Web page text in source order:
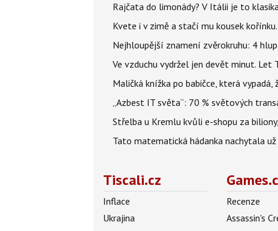
Rajčata do limonády? V Itálii je to
Kvete i v zimě a stačí mu kousek
Nejhloupější znamení zvěrokruhu: 4
Ve vzduchu vydržel jen devět minut.
Maličká knížka po babičce, která
„Azbest IT světa“: 70 % světových
Střelba u Kremlu kvůli e-shopu za
Tato matematická hádanka nachytala
Tiscali.cz
Inflace
Ukrajina
Recenze
Assassin's